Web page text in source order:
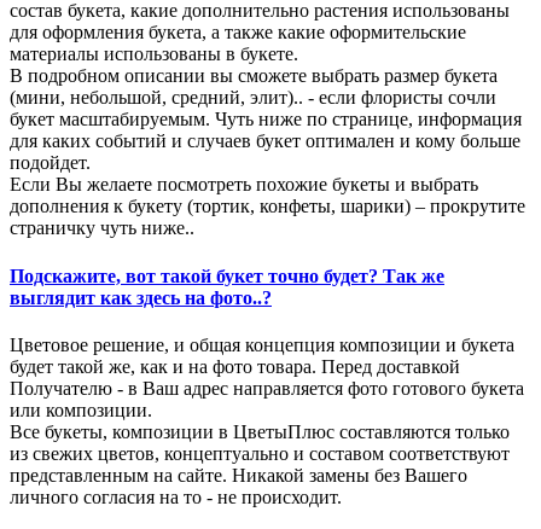
состав букета, какие дополнительно растения использованы
для оформления букета, а также какие оформительские
материалы использованы в букете.
В подробном описании вы сможете выбрать размер букета
(мини, небольшой, средний, элит).. - если флористы сочли
букет масштабируемым. Чуть ниже по странице, информация
для каких событий и случаев букет оптимален и кому больше
подойдет.
Если Вы желаете посмотреть похожие букеты и выбрать
дополнения к букету (тортик, конфеты, шарики) – прокрутите
страничку чуть ниже..
Подскажите, вот такой букет точно будет? Так же
выглядит как здесь на фото..?
Цветовое решение, и общая концепция композиции и букета
будет такой же, как и на фото товара. Перед доставкой
Получателю - в Ваш адрес направляется фото готового букета
или композиции.
Все букеты, композиции в ЦветыПлюс составляются только
из свежих цветов, концептуально и составом соответствуют
представленным на сайте. Никакой замены без Вашего
личного согласия на то - не происходит.